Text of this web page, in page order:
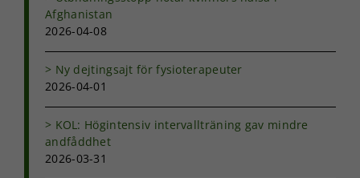
Afghanistan
2026-04-08
Ny dejtingsajt för fysioterapeuter
2026-04-01
KOL: Högintensiv intervallträning gav mindre
andfåddhet
2026-03-31